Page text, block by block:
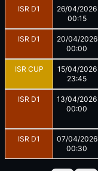
ISR D1
26/04/2026
00:15
ISR D1
20/04/2026
00:00
ISR CUP
15/04/2026
23:45
ISR D1
13/04/2026
00:00
ISR D1
07/04/2026
00:30